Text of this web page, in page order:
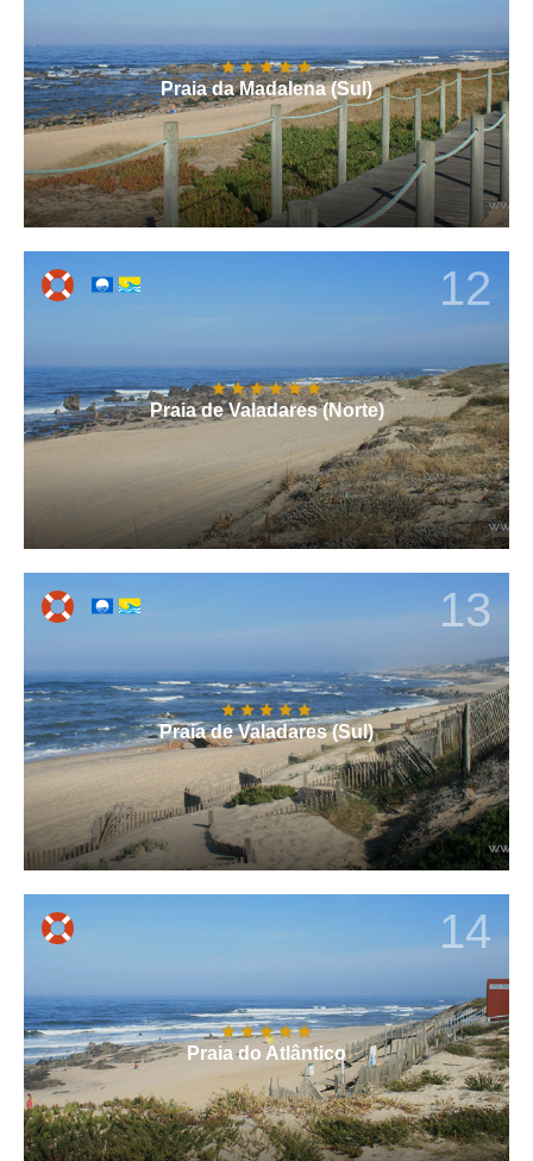
Praia da Madalena (Sul)
12
Praia de Valadares (Norte)
13
Praia de Valadares (Sul)
14
Praia do Atlântico